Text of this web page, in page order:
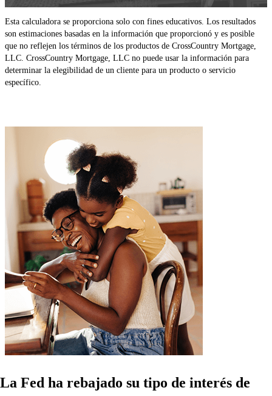
Esta calculadora se proporciona solo con fines educativos. Los resultados
son estimaciones basadas en la información que proporcionó y es posible
que no reflejen los términos de los productos de CrossCountry Mortgage,
LLC. CrossCountry Mortgage, LLC no puede usar la información para
determinar la elegibilidad de un cliente para un producto o servicio
específico.
La Fed ha rebajado su tipo de interés de